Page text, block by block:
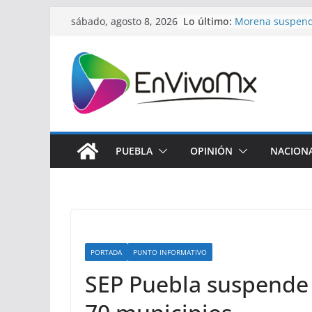
Saltar
contenido
sábado, agosto 8, 2026 Lo último: Morena
Cimera por
Huatlatlauca
salud con apoyo
tras su colisión
Cierra la 2a
PUEBLA OPINIÓN
PORTADA PUNTO INFORMATIVO
SEP Puebla